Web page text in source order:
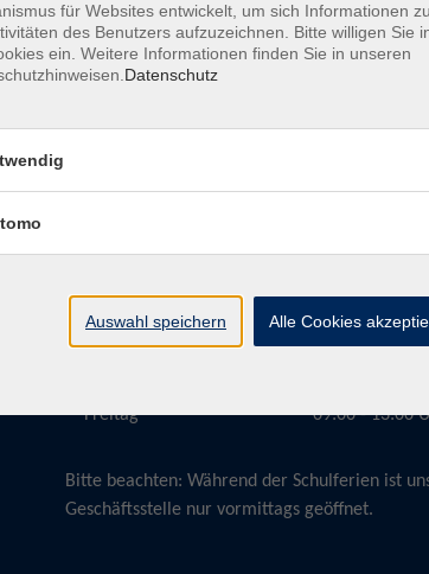
Dienstag
Freitag
15:30 - 17:30
09:00 - 13:00
Bitte beachten: Während der Schulferien ist
Geschäftsstelle nur vormittags geöffnet.
für Websites entwickelt, um sich Informationen
des Benutzers aufzuzeichnen. Bitte willigen Sie
ein. Weitere Informationen finden Sie in unseren
Datenschutz
Auswahl speichern Alle Cookies